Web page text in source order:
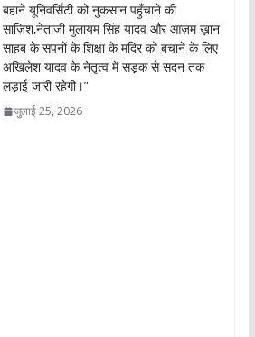
बहाने यूनिवर्सिटी को नुकसान पहुँचाने की
साज़िश,नेताजी मुलायम सिंह यादव और आज़म ख़ान
साहब के सपनों के शिक्षा के मंदिर को बचाने के लिए
अखिलेश यादव के नेतृत्व में सड़क से सदन तक
लड़ाई जारी रहेगी।”
जुलाई 25, 2026